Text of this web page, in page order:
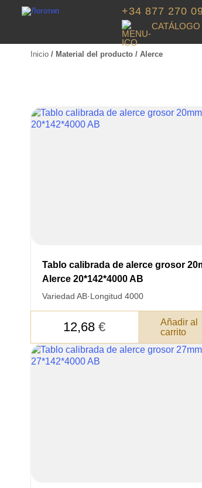
+34 877 270
CATÁLOGO
Inicio / Material del producto / Alerce
Tablo calibrada de alerce grosor
Alerce 20*142*4000 AB
Variedad AB·Longitud 4000
12,68€
Añadir al
carrito